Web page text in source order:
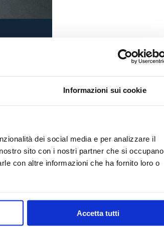
Informazioni sui cookie
dei social media e per analizzare il
sito con i nostri partner che si occupano
con altre informazioni che ha fornito loro o
Accetta tutti
GEOX